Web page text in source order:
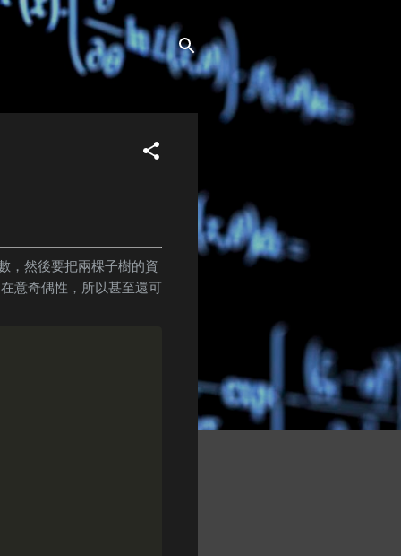
，然後要把兩棵子樹的資
意奇偶性，所以甚至還可